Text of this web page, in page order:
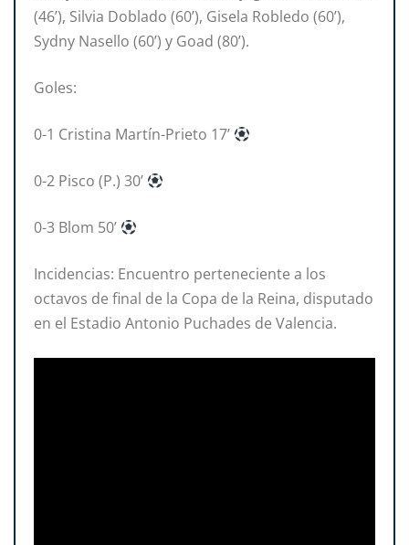
(46’), Silvia Doblado (60’), Gisela Robledo (60’),
Sydny Nasello (60’) y Goad (80’).
Goles:
0-1 Cristina Martín-Prieto 17’
0-2 Pisco (P.) 30’
0-3 Blom 50’
Incidencias: Encuentro perteneciente a los
octavos de final de la Copa de la Reina, disputado
en el Estadio Antonio Puchades de Valencia.